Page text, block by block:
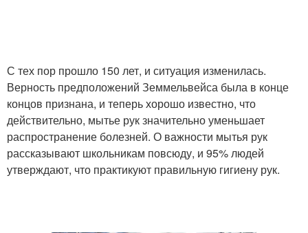
С тех пор прошло 150 лет, и ситуация изменилась.
Верность предположений Земмельвейса была в конце
концов признана, и теперь хорошо известно, что
действительно, мытье рук значительно уменьшает
распространение болезней. О важности мытья рук
рассказывают школьникам повсюду, и 95% людей
утверждают, что практикуют правильную гигиену рук.